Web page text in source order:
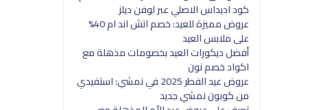
كود اديداس الاصلي عبر لوفن ديلز
عروض مميزة للعيد: خصم اتش اند ام 40%
على ملابس العيد
أفضل ديكورات العيد بخصومات مذهلة مع
اكواد خصم نون
عروض عيد الفطر 2025 في نمشي: استفيدي
من كوبون نمشي جديد